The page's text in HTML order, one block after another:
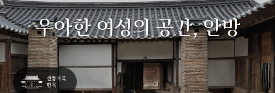
우아한 여성의 공간, 안방